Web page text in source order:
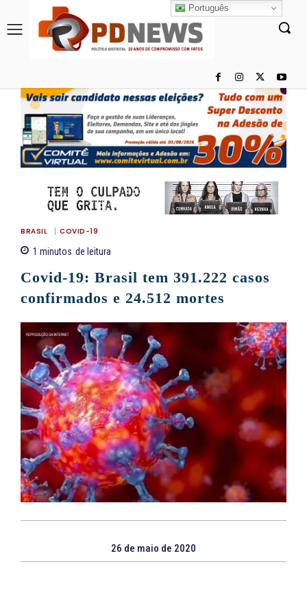
BRASIL COVID-19
1 minutos de leitura
Covid-19: Brasil tem 391.222 casos
confirmados e 24.512 mortes
26 de maio de 2020
Português